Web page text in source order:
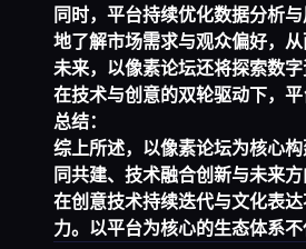
同时，平台持续优化数据分析
地了解市场需求与观众偏好，
未来，以像素论坛还将探索数
在技术与创意的双轮驱动下，
总结：
综上所述，以像素论坛为核心
同共建、技术融合创新与未来
在创意技术持续迭代与文化表
力。以平台为核心的生态体系